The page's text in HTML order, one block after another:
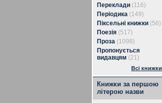
Переклади (116)
Періодика (149)
Піксельні книжки (56)
Поезія (517)
Проза (1098)
Пропонується
видавцям (21)
Всі книжки
Книжки за першою
літерою назви